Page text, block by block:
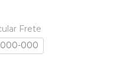
Frete